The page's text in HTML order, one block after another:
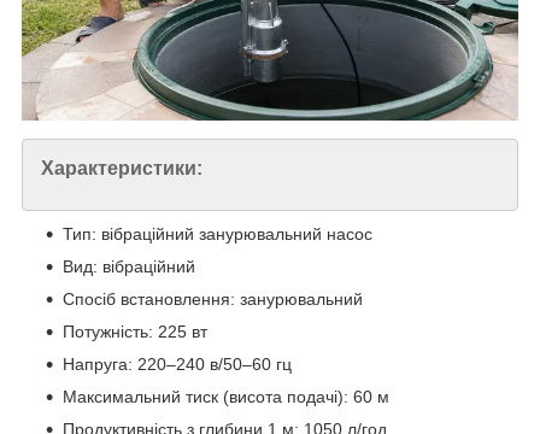
Характеристики:
Тип: вібраційний занурювальний насос
Вид: вібраційний
Спосіб встановлення: занурювальний
Потужність: 225 вт
Напруга: 220–240 в/50–60 гц
Максимальний тиск (висота подачі): 60 м
Продуктивність з глибини 1 м: 1050 л/год